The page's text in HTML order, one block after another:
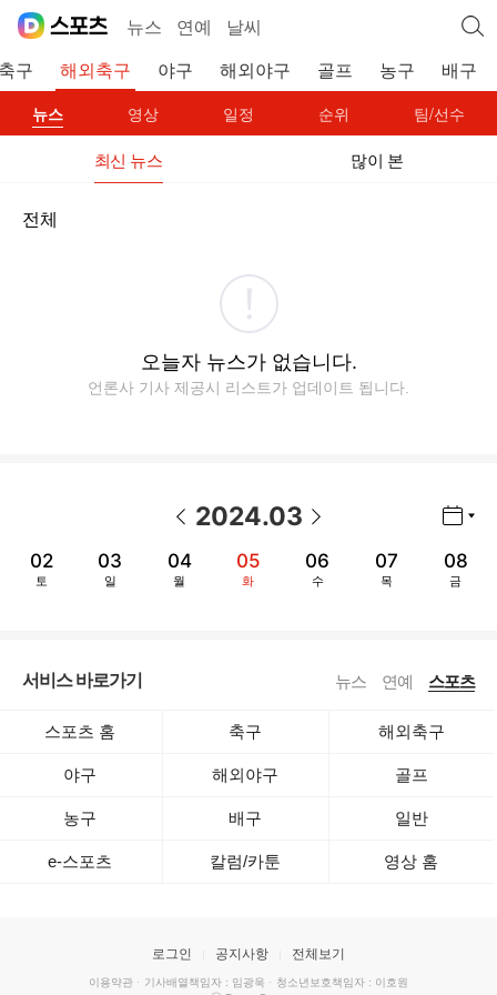
뉴스 연예 날씨
구 해외축구 야구 해외야구 골프 농구 배구
뉴스 영상 일정 순위 팀/선수
최신 뉴스 많이 본
전체
오늘자 뉴스가 없습니다.
언론사 기사 제공시 리스트가 업데이트 됩니다.
2024.03
02
토
03
일
04
월
05
화
06
수
07
목
08
금
서비스 바로가기 뉴스 연예 스포츠
스포츠 홈 축구 해외축구
야구 해외야구 골프
농구 배구 일반
e-스포츠 칼럼/카툰 영상 홈
로그인 공지사항 전체보기
이용약관 · 기사배열책임자 : 임광욱 · 청소년보호책임자 : 이호원